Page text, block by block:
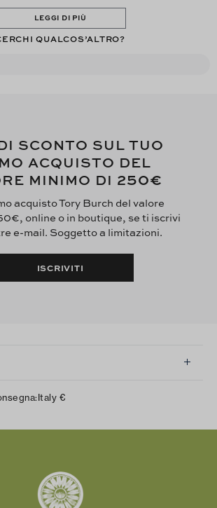
LEGGI DI PIÙ
QUALCOS’ALTRO?
SCONTO SUL TUO
ACQUISTO DEL
MINIMO DI 250€
acquisto Tory Burch del valore
online o in boutique, se ti iscrivi
e-mail. Soggetto a limitazioni.
ISCRIVITI
Italy €